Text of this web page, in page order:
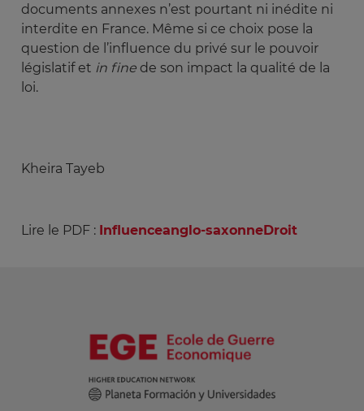
documents annexes n’est pourtant ni inédite ni
interdite en France. Même si ce choix pose la
question de l’influence du privé sur le pouvoir
législatif et in fine de son impact la qualité de la
loi.
Kheira Tayeb
Lire le PDF : Influenceanglo-saxonneDroit